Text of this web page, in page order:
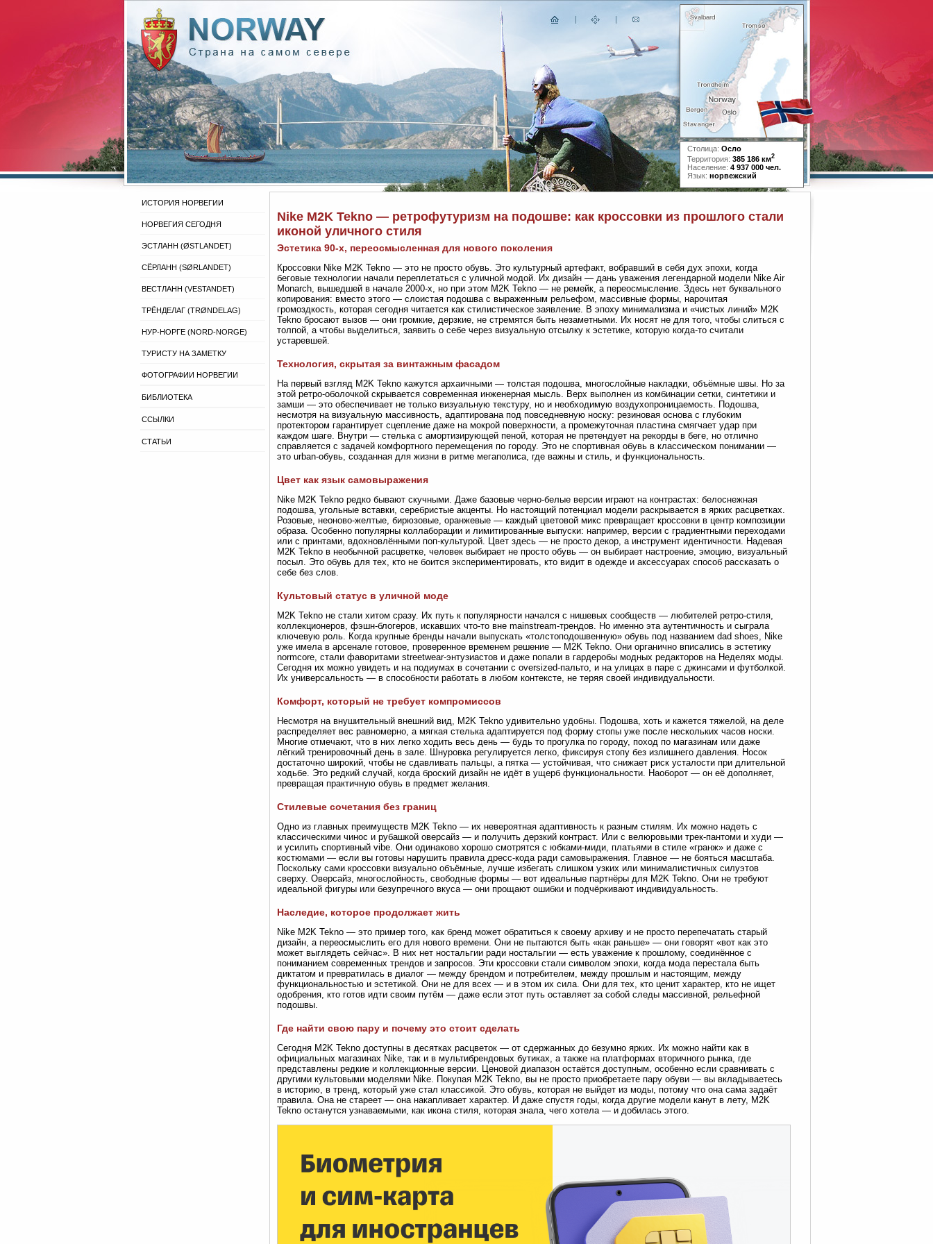
Столица: Осло
Территория: 385 186 км2
Население: 4 937 000 чел.
Язык: норвежский
ИСТОРИЯ НОРВЕГИИ
НОРВЕГИЯ СЕГОДНЯ
ЭСТЛАНН (ØSTLANDET)
СЁРЛАНН (SØRLANDET)
ВЕСТЛАНН (VESTANDET)
ТРЁНДЕЛАГ (TRØNDELAG)
НУР-НОРГЕ (NORD-NORGE)
ТУРИСТУ НА ЗАМЕТКУ
ФОТОГРАФИИ НОРВЕГИИ
БИБЛИОТЕКА
ССЫЛКИ
СТАТЬИ
Nike M2K Tekno — ретрофутуризм на подошве: как кроссовки из прошлого стали
иконой уличного стиля
Эстетика 90-х, переосмысленная для нового поколения
Кроссовки Nike M2K Tekno — это не просто обувь. Это культурный артефакт, вобравший в себя дух эпохи, когда
беговые технологии начали переплетаться с уличной модой. Их дизайн — дань уважения легендарной модели Nike Air
Monarch, вышедшей в начале 2000-х, но при этом M2K Tekno — не ремейк, а переосмысление. Здесь нет буквального
копирования: вместо этого — слоистая подошва с выраженным рельефом, массивные формы, нарочитая
громоздкость, которая сегодня читается как стилистическое заявление. В эпоху минимализма и «чистых линий» M2K
Tekno бросают вызов — они громкие, дерзкие, не стремятся быть незаметными. Их носят не для того, чтобы слиться с
толпой, а чтобы выделиться, заявить о себе через визуальную отсылку к эстетике, которую когда-то считали
устаревшей.
Технология, скрытая за винтажным фасадом
На первый взгляд M2K Tekno кажутся архаичными — толстая подошва, многослойные накладки, объёмные швы. Но за
этой ретро-оболочкой скрывается современная инженерная мысль. Верх выполнен из комбинации сетки, синтетики и
замши — это обеспечивает не только визуальную текстуру, но и необходимую воздухопроницаемость. Подошва,
несмотря на визуальную массивность, адаптирована под повседневную носку: резиновая основа с глубоким
протектором гарантирует сцепление даже на мокрой поверхности, а промежуточная пластина смягчает удар при
каждом шаге. Внутри — стелька с амортизирующей пеной, которая не претендует на рекорды в беге, но отлично
справляется с задачей комфортного перемещения по городу. Это не спортивная обувь в классическом понимании —
это urban-обувь, созданная для жизни в ритме мегаполиса, где важны и стиль, и функциональность.
Цвет как язык самовыражения
Nike M2K Tekno редко бывают скучными. Даже базовые черно-белые версии играют на контрастах: белоснежная
подошва, угольные вставки, серебристые акценты. Но настоящий потенциал модели раскрывается в ярких расцветках.
Розовые, неоново-желтые, бирюзовые, оранжевые — каждый цветовой микс превращает кроссовки в центр композиции
образа. Особенно популярны коллаборации и лимитированные выпуски: например, версии с градиентными переходами
или с принтами, вдохновлёнными поп-культурой. Цвет здесь — не просто декор, а инструмент идентичности. Надевая
M2K Tekno в необычной расцветке, человек выбирает не просто обувь — он выбирает настроение, эмоцию, визуальный
посыл. Это обувь для тех, кто не боится экспериментировать, кто видит в одежде и аксессуарах способ рассказать о
себе без слов.
Культовый статус в уличной моде
M2K Tekno не стали хитом сразу. Их путь к популярности начался с нишевых сообществ — любителей ретро-стиля,
коллекционеров, фэшн-блогеров, искавших что-то вне mainstream-трендов. Но именно эта аутентичность и сыграла
ключевую роль. Когда крупные бренды начали выпускать «толстоподошвенную» обувь под названием dad shoes, Nike
уже имела в арсенале готовое, проверенное временем решение — M2K Tekno. Они органично вписались в эстетику
normcore, стали фаворитами streetwear-энтузиастов и даже попали в гардеробы модных редакторов на Неделях моды.
Сегодня их можно увидеть и на подиумах в сочетании с oversized-пальто, и на улицах в паре с джинсами и футболкой.
Их универсальность — в способности работать в любом контексте, не теряя своей индивидуальности.
Комфорт, который не требует компромиссов
Несмотря на внушительный внешний вид, M2K Tekno удивительно удобны. Подошва, хоть и кажется тяжелой, на деле
распределяет вес равномерно, а мягкая стелька адаптируется под форму стопы уже после нескольких часов носки.
Многие отмечают, что в них легко ходить весь день — будь то прогулка по городу, поход по магазинам или даже
лёгкий тренировочный день в зале. Шнуровка регулируется легко, фиксируя стопу без излишнего давления. Носок
достаточно широкий, чтобы не сдавливать пальцы, а пятка — устойчивая, что снижает риск усталости при длительной
ходьбе. Это редкий случай, когда броский дизайн не идёт в ущерб функциональности. Наоборот — он её дополняет,
превращая практичную обувь в предмет желания.
Стилевые сочетания без границ
Одно из главных преимуществ M2K Tekno — их невероятная адаптивность к разным стилям. Их можно надеть с
классическими чинос и рубашкой оверсайз — и получить дерзкий контраст. Или с велюровыми трек-пантоми и худи —
и усилить спортивный vibe. Они одинаково хорошо смотрятся с юбками-миди, платьями в стиле «гранж» и даже с
костюмами — если вы готовы нарушить правила дресс-кода ради самовыражения. Главное — не бояться масштаба.
Поскольку сами кроссовки визуально объёмные, лучше избегать слишком узких или минималистичных силуэтов
сверху. Оверсайз, многослойность, свободные формы — вот идеальные партнёры для M2K Tekno. Они не требуют
идеальной фигуры или безупречного вкуса — они прощают ошибки и подчёркивают индивидуальность.
Наследие, которое продолжает жить
Nike M2K Tekno — это пример того, как бренд может обратиться к своему архиву и не просто перепечатать старый
дизайн, а переосмыслить его для нового времени. Они не пытаются быть «как раньше» — они говорят «вот как это
может выглядеть сейчас». В них нет ностальгии ради ностальгии — есть уважение к прошлому, соединённое с
пониманием современных трендов и запросов. Эти кроссовки стали символом эпохи, когда мода перестала быть
диктатом и превратилась в диалог — между брендом и потребителем, между прошлым и настоящим, между
функциональностью и эстетикой. Они не для всех — и в этом их сила. Они для тех, кто ценит характер, кто не ищет
одобрения, кто готов идти своим путём — даже если этот путь оставляет за собой следы массивной, рельефной
подошвы.
Где найти свою пару и почему это стоит сделать
Сегодня M2K Tekno доступны в десятках расцветок — от сдержанных до безумно ярких. Их можно найти как в
официальных магазинах Nike, так и в мультибрендовых бутиках, а также на платформах вторичного рынка, где
представлены редкие и коллекционные версии. Ценовой диапазон остаётся доступным, особенно если сравнивать с
другими культовыми моделями Nike. Покупая M2K Tekno, вы не просто приобретаете пару обуви — вы вкладываетесь
в историю, в тренд, который уже стал классикой. Это обувь, которая не выйдет из моды, потому что она сама задаёт
правила. Она не стареет — она накапливает характер. И даже спустя годы, когда другие модели канут в лету, M2K
Tekno останутся узнаваемыми, как икона стиля, которая знала, чего хотела — и добилась этого.